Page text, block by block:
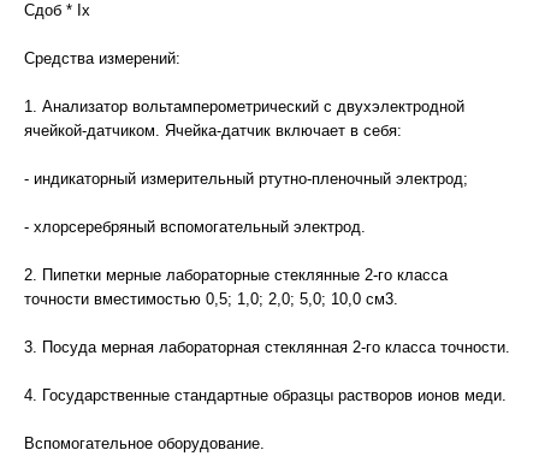
Сдоб * Iх
Средства измерений:
1. Анализатор вольтамперометрический с двухэлектродной
ячейкой-датчиком. Ячейка-датчик включает в себя:
- индикаторный измерительный ртутно-пленочный электрод;
- хлорсеребряный вспомогательный электрод.
2. Пипетки мерные лабораторные стеклянные 2-го класса
точности вместимостью 0,5; 1,0; 2,0; 5,0; 10,0 см3.
3. Посуда мерная лабораторная стеклянная 2-го класса точности.
4. Государственные стандартные образцы растворов ионов меди.
Вспомогательное оборудование.